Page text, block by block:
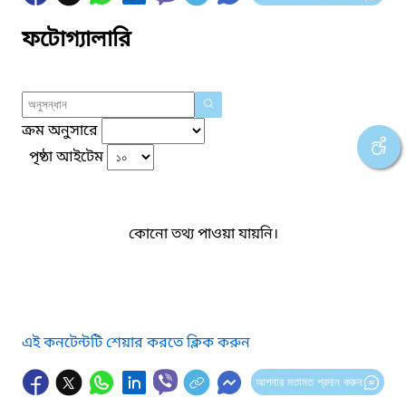
ফটোগ্যালারি
ক্রম অনুসারে
পৃষ্ঠা আইটেম
কোনো তথ্য পাওয়া যায়নি।
এই কনটেন্টটি শেয়ার করতে ক্লিক করুন
আপনার মতামত প্রদান করুন